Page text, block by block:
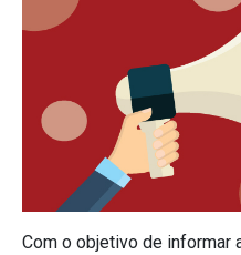
Com o objetivo de informar